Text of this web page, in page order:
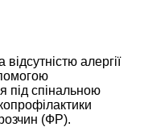
алергії
під спінальною
(ФР).